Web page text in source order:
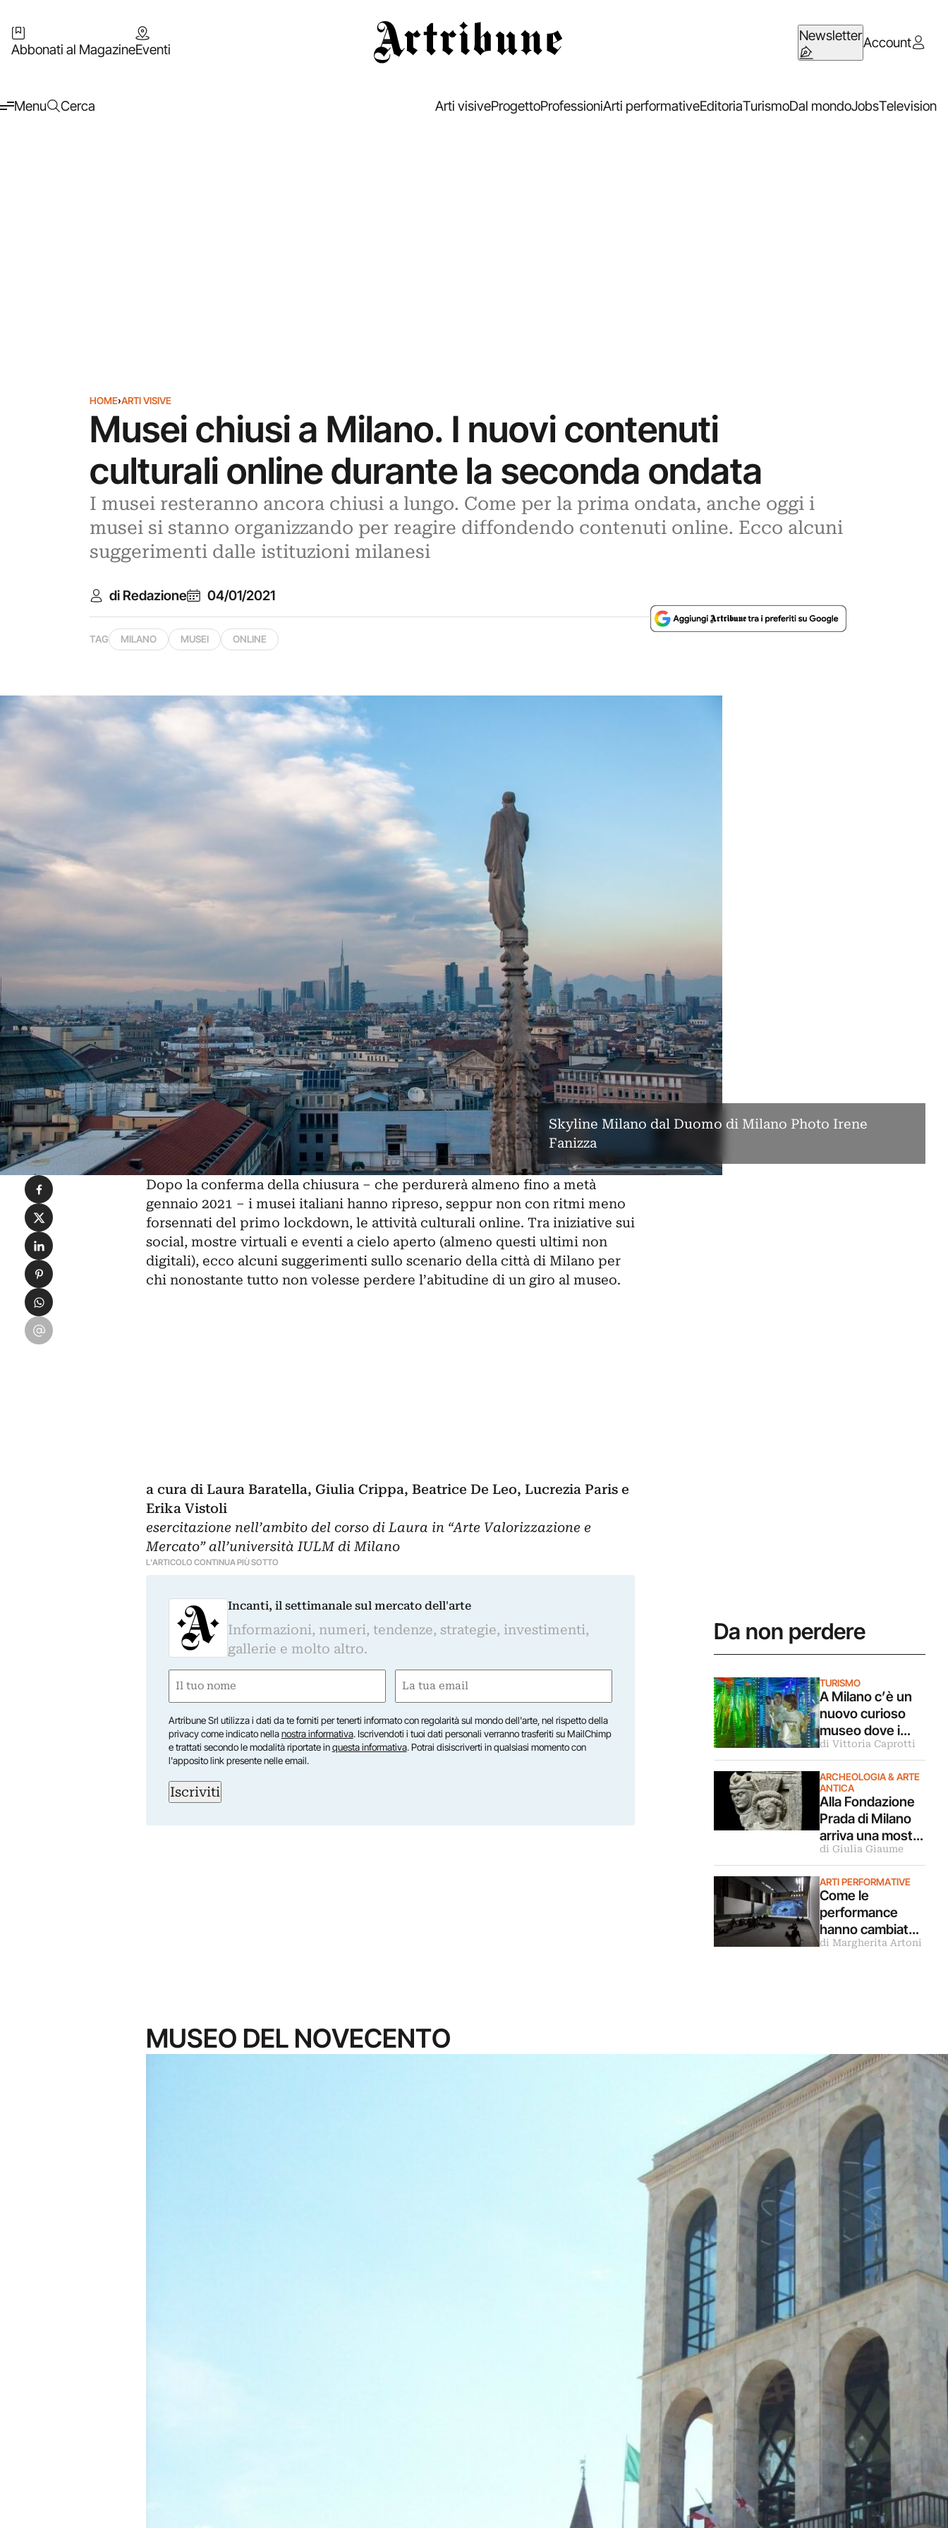
Abbonati al MagazineEventi
NewsletterAccount
Menu Cerca Arti visiveProgettoProfessioniArti performativeEditoriaTurismoDal mondoJobsTelevision
HOME›ARTI VISIVE
Musei chiusi a Milano. I nuovi contenuti
culturali online durante la seconda ondata
I musei resteranno ancora chiusi a lungo. Come per la prima ondata, anche oggi i
musei si stanno organizzando per reagire diffondendo contenuti online. Ecco alcuni
suggerimenti dalle istituzioni milanesi
di Redazione 04/01/2021
TAG MILANO MUSEI ONLINE
Skyline Milano dal Duomo di Milano Photo Irene
Fanizza
Dopo la conferma della chiusura – che perdurerà almeno fino a metà
gennaio 2021 – i musei italiani hanno ripreso, seppur non con ritmi meno
forsennati del primo lockdown, le attività culturali online. Tra iniziative sui
social, mostre virtuali e eventi a cielo aperto (almeno questi ultimi non
digitali), ecco alcuni suggerimenti sullo scenario della città di Milano per
chi nonostante tutto non volesse perdere l’abitudine di un giro al museo.
a cura di Laura Baratella, Giulia Crippa, Beatrice De Leo, Lucrezia Paris e
Erika Vistoli
esercitazione nell’ambito del corso di Laura in “Arte Valorizzazione e
Mercato” all’università IULM di Milano
L'ARTICOLO CONTINUA PIÙ SOTTO
Incanti, il settimanale sul mercato dell'arte
Informazioni, numeri, tendenze, strategie, investimenti,
gallerie e molto altro.
Nome
First
Email
Artribune Srl utilizza i dati da te forniti per tenerti informato con regolarità sul mondo dell'arte, nel rispetto della
privacy come indicato nellanostra informativa. Iscrivendoti i tuoi dati personali verranno trasferiti su MailChimp
e trattati secondo le modalità riportate inquesta informativa. Potrai disiscriverti in qualsiasi momento con
l'apposito link presente nelle email.
Iscriviti
MUSEO DEL NOVECENTO
Da non perdere
TURISMO
A Milano c’è un
nuovo curioso
museo dove i
nostri cinque
sensi vengono
ingannati
di Vittoria Caprotti
ARCHEOLOGIA & ARTE
ANTICA
Alla Fondazione
Prada di Milano
arriva una mostra
archeologica
sulle relazioni tra
Mediterraneo e
Asia
di Giulia Giaume
ARTI PERFORMATIVE
Come le
performance
hanno cambiato il
modo di fare le
di Margherita Artoni
Condividi su Facebook
Condividi su X
Condividi su LinkedIn
Condividi su Pinterest
Condividi su WhatsApp
Condividi su Email